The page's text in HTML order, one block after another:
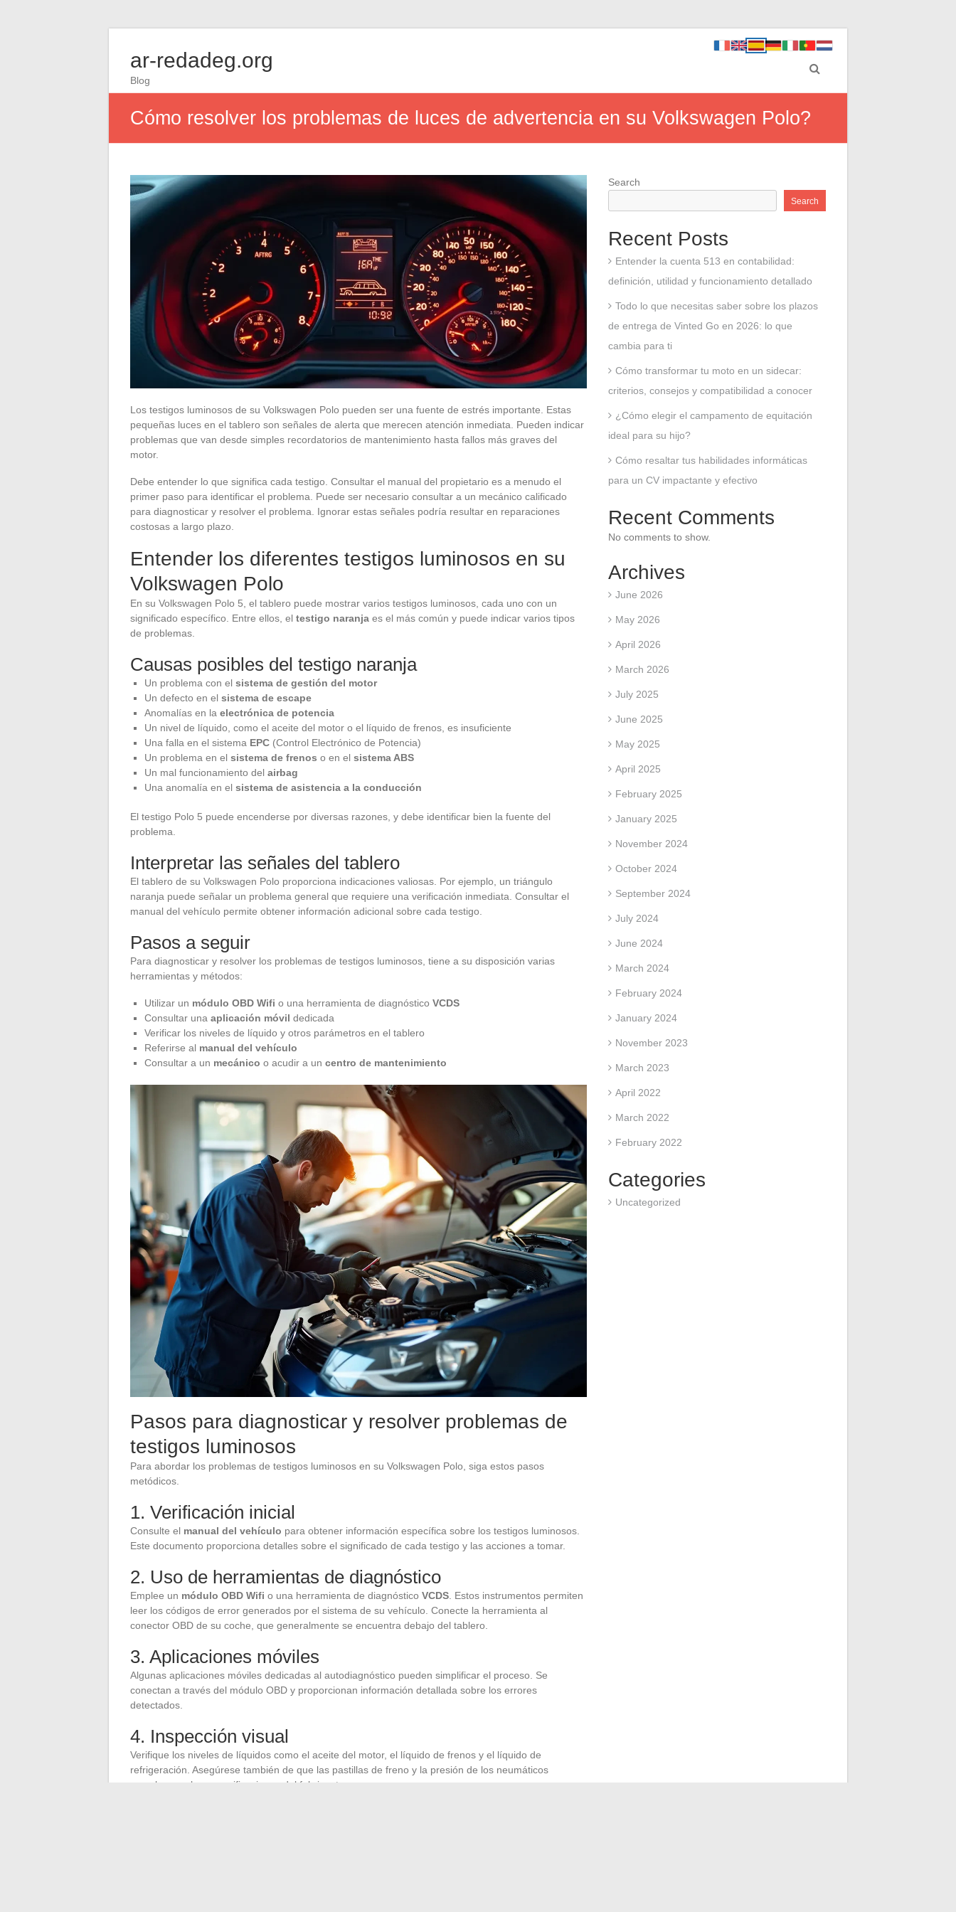
ar-redadeg.org
Blog
Cómo resolver los problemas de luces de advertencia en su Volkswagen Polo?
Los testigos luminosos de su Volkswagen Polo pueden ser una fuente de estrés importante. Estas
pequeñas luces en el tablero son señales de alerta que merecen atención inmediata. Pueden indicar
problemas que van desde simples recordatorios de mantenimiento hasta fallos más graves del
motor.
Debe entender lo que significa cada testigo. Consultar el manual del propietario es a menudo el
primer paso para identificar el problema. Puede ser necesario consultar a un mecánico calificado
para diagnosticar y resolver el problema. Ignorar estas señales podría resultar en reparaciones
costosas a largo plazo.
Entender los diferentes testigos luminosos en su
Volkswagen Polo
En su Volkswagen Polo 5, el tablero puede mostrar varios testigos luminosos, cada uno con un
significado específico. Entre ellos, el testigo naranja es el más común y puede indicar varios tipos
de problemas.
Causas posibles del testigo naranja
Un problema con el sistema de gestión del motor
Un defecto en el sistema de escape
Anomalías en la electrónica de potencia
Un nivel de líquido, como el aceite del motor o el líquido de frenos, es insuficiente
Una falla en el sistema EPC (Control Electrónico de Potencia)
Un problema en el sistema de frenos o en el sistema ABS
Un mal funcionamiento del airbag
Una anomalía en el sistema de asistencia a la conducción
El testigo Polo 5 puede encenderse por diversas razones, y debe identificar bien la fuente del
problema.
Interpretar las señales del tablero
El tablero de su Volkswagen Polo proporciona indicaciones valiosas. Por ejemplo, un triángulo
naranja puede señalar un problema general que requiere una verificación inmediata. Consultar el
manual del vehículo permite obtener información adicional sobre cada testigo.
Pasos a seguir
Para diagnosticar y resolver los problemas de testigos luminosos, tiene a su disposición varias
herramientas y métodos:
Utilizar un módulo OBD Wifi o una herramienta de diagnóstico VCDS
Consultar una aplicación móvil dedicada
Verificar los niveles de líquido y otros parámetros en el tablero
Referirse al manual del vehículo
Consultar a un mecánico o acudir a un centro de mantenimiento
Pasos para diagnosticar y resolver problemas de
testigos luminosos
Para abordar los problemas de testigos luminosos en su Volkswagen Polo, siga estos pasos
metódicos.
1. Verificación inicial
Consulte el manual del vehículo para obtener información específica sobre los testigos luminosos.
Este documento proporciona detalles sobre el significado de cada testigo y las acciones a tomar.
2. Uso de herramientas de diagnóstico
Emplee un módulo OBD Wifi o una herramienta de diagnóstico VCDS . Estos instrumentos permiten
leer los códigos de error generados por el sistema de su vehículo. Conecte la herramienta al
conector OBD de su coche, que generalmente se encuentra debajo del tablero.
3. Aplicaciones móviles
Algunas aplicaciones móviles dedicadas al autodiagnóstico pueden simplificar el proceso. Se
conectan a través del módulo OBD y proporcionan información detallada sobre los errores
detectados.
4. Inspección visual
Verifique los niveles de líquidos como el aceite del motor, el líquido de frenos y el líquido de
refrigeración. Asegúrese también de que las pastillas de freno y la presión de los neumáticos
cumplan con las especificaciones del fabricante.
Search
Search
Recent Posts
Entender la cuenta 513 en contabilidad:
definición, utilidad y funcionamiento detallado
Todo lo que necesitas saber sobre los plazos
de entrega de Vinted Go en 2026: lo que
cambia para ti
Cómo transformar tu moto en un sidecar:
criterios, consejos y compatibilidad a conocer
¿Cómo elegir el campamento de equitación
ideal para su hijo?
Cómo resaltar tus habilidades informáticas
para un CV impactante y efectivo
Recent Comments
No comments to show.
Archives
June 2026
May 2026
April 2026
March 2026
July 2025
June 2025
May 2025
April 2025
February 2025
January 2025
November 2024
October 2024
September 2024
July 2024
June 2024
March 2024
February 2024
January 2024
November 2023
March 2023
April 2022
March 2022
February 2022
Categories
Uncategorized